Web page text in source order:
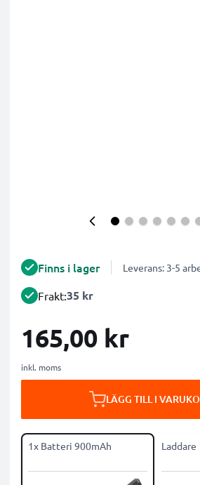
Finns i lager Leverans: 3-5
Frakt:35 kr
165,00 kr
inkl. moms
LÄGG TILL I
1x Batteri 900mAh Laddare